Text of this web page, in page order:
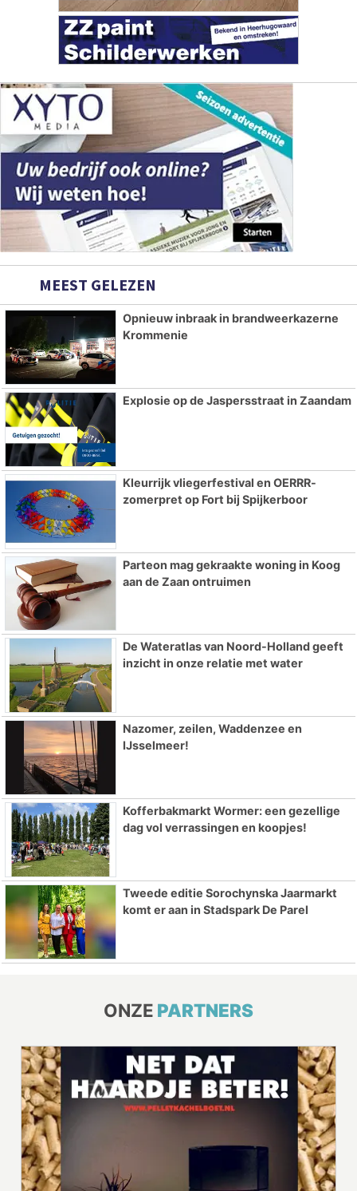
MEEST GELEZEN
Opnieuw inbraak in brandweerkazerne
Krommenie
Explosie op de Jaspersstraat in Zaandam
Kleurrijk vliegerfestival en OERRR-
zomerpret op Fort bij Spijkerboor
Parteon mag gekraakte woning in Koog
aan de Zaan ontruimen
De Wateratlas van Noord-Holland geeft
inzicht in onze relatie met water
Nazomer, zeilen, Waddenzee en
IJsselmeer!
Kofferbakmarkt Wormer: een gezellige
dag vol verrassingen en koopjes!
Tweede editie Sorochynska Jaarmarkt
komt er aan in Stadspark De Parel
ONZE PARTNERS